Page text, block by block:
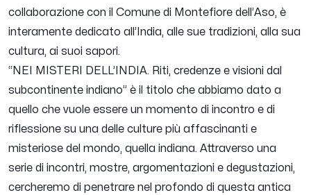
collaborazione con il Comune di Montefiore dell’Aso, è
interamente dedicato all’India, alle sue tradizioni, alla sua
cultura, ai suoi sapori.
“NEI MISTERI DELL’INDIA. Riti, credenze e visioni dal
subcontinente indiano” è il titolo che abbiamo dato a
quello che vuole essere un momento di incontro e di
riflessione su una delle culture più affascinanti e
misteriose del mondo, quella indiana. Attraverso una
serie di incontri, mostre, argomentazioni e degustazioni,
cercheremo di penetrare nel profondo di questa antica